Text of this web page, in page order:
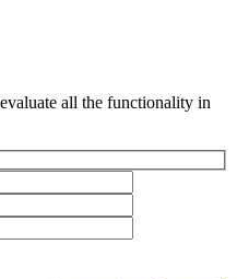
all the functionality in